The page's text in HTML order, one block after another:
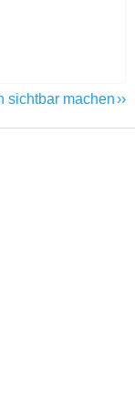
von 5 Sternen.
sichtbar machen